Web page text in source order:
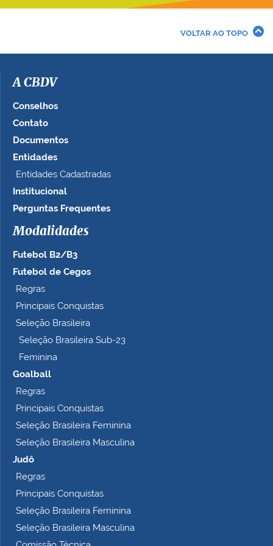
i
a
e
o
t
a
n
o
o
m
e
t
VOLTAR AO TOPO
A CBDV
Conselhos
Contato
Documentos
Entidades
Entidades Cadastradas
Institucional
Perguntas Frequentes
Modalidades
Futebol B2/B3
Futebol de Cegos
Regras
Principais Conquistas
Seleção Brasileira
Seleção Brasileira Sub-23
Feminina
Goalball
Regras
Principais Conquistas
Seleção Brasileira Feminina
Seleção Brasileira Masculina
Judô
Regras
Principais Conquistas
Seleção Brasileira Feminina
Seleção Brasileira Masculina